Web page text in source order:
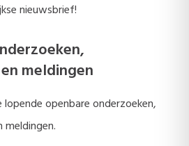
nieuwsbrief!
meldingen
openbare onderzoeken,
meldingen.